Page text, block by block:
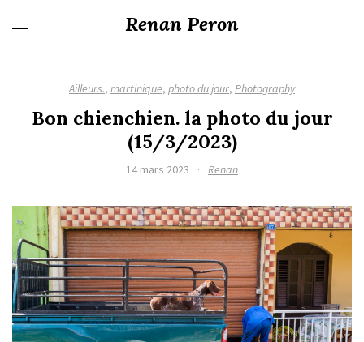
Renan Peron
Ailleurs., martinique, photo du jour, Photography
Bon chienchien. la photo du jour
(15/3/2023)
14 mars 2023 · Renan